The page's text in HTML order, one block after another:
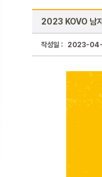
2023 KOVO 남자
작성일 : 2023-